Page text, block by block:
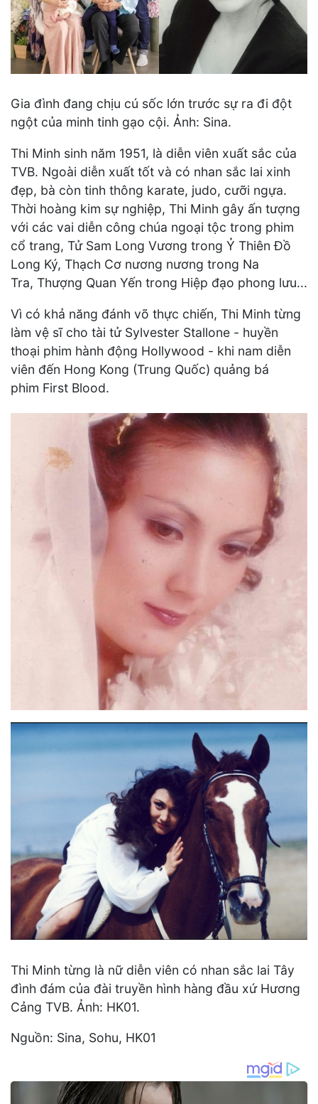
Gia đình đang chịu cú sốc lớn trước sự ra đi đột
ngột của minh tinh gạo cội. Ảnh: Sina.
Thi Minh sinh năm 1951, là diễn viên xuất sắc của
TVB. Ngoài diễn xuất tốt và có nhan sắc lai xinh
đẹp, bà còn tinh thông karate, judo, cưỡi ngựa.
Thời hoàng kim sự nghiệp, Thi Minh gây ấn tượng
với các vai diễn công chúa ngoại tộc trong phim
cổ trang, Tử Sam Long Vương trong Ỷ Thiên Đồ
Long Ký, Thạch Cơ nương nương trong Na
Tra, Thượng Quan Yến trong Hiệp đạo phong lưu...
Vì có khả năng đánh võ thực chiến, Thi Minh từng
làm vệ sĩ cho tài tử Sylvester Stallone - huyền
thoại phim hành động Hollywood - khi nam diễn
viên đến Hong Kong (Trung Quốc) quảng bá
phim First Blood.
Thi Minh từng là nữ diễn viên có nhan sắc lai Tây
đình đám của đài truyền hình hàng đầu xứ Hương
Cảng TVB. Ảnh: HK01.
Nguồn: Sina, Sohu, HK01